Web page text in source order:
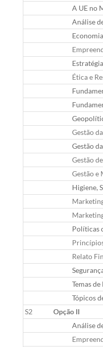
A UE no
Análise
Ética e
Gestão
Gestão
Gestão
Gestão e
Higiene,
Políticas
Relato
Temas
Tópicos
S2
Opção II
Análise